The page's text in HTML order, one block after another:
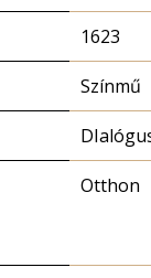
1623
Színmű
Otthon